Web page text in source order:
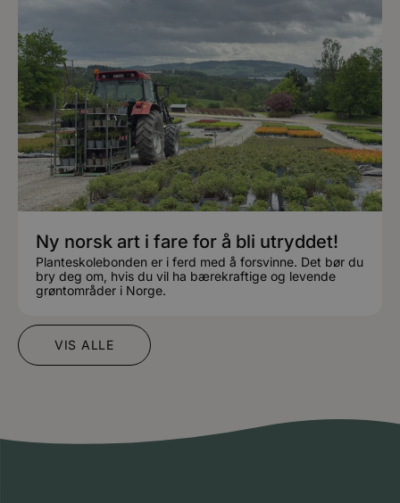
Ny norsk art i fare for å bli utryddet!
Planteskolebonden er i ferd med å forsvinne. Det bør du
bry deg om, hvis du vil ha bærekraftige og levende
grøntområder i Norge.
VIS ALLE